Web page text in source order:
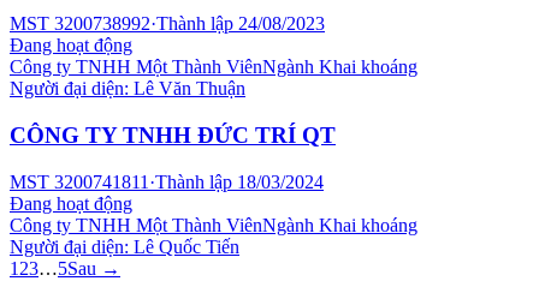
MST 3200738992·Thành lập 24/08/2023
Đang hoạt động
Công ty TNHH Một Thành ViênNgành Khai khoáng
Người đại diện: Lê Văn Thuận
CÔNG TY TNHH ĐỨC TRÍ QT
MST 3200741811 ·Thành lập 18/03/2024
Đang hoạt động
Công ty TNHH Một Thành ViênNgành Khai khoáng
Người đại diện: Lê Quốc Tiến
1 23…5Sau →